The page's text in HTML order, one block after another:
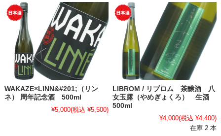
WAKAZE×LINN&#201;（リン
ネ） 周年記念酒 500ml
¥5,000(税込 ¥5,500)
LIBROM / リブロム 茶醸酒 八
女玉露（やめぎょくろ） 生酒
500ml
¥4,000(税込 ¥4,400)
在庫 2 本